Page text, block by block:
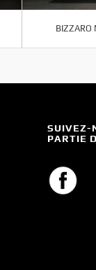
BIZZARO
SUIVEZ-
PARTIE